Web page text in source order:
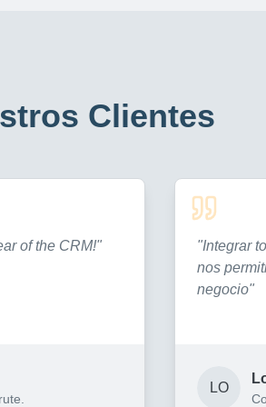
Clientes
of the CRM!" "Integrar
nos
negocio"
LO